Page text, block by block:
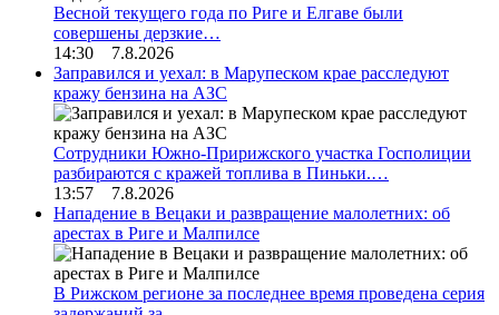
Весной текущего года по Риге и Елгаве были
совершены дерзкие…
14:30 7.8.2026
Заправился и уехал: в Марупеском крае расследуют
кражу бензина на АЗС
Сотрудники Южно-Пририжского участка Госполиции
разбираются с кражей топлива в Пиньки.…
13:57 7.8.2026
Нападение в Вецаки и развращение малолетних: об
арестах в Риге и Малпилсе
В Рижском регионе за последнее время проведена серия